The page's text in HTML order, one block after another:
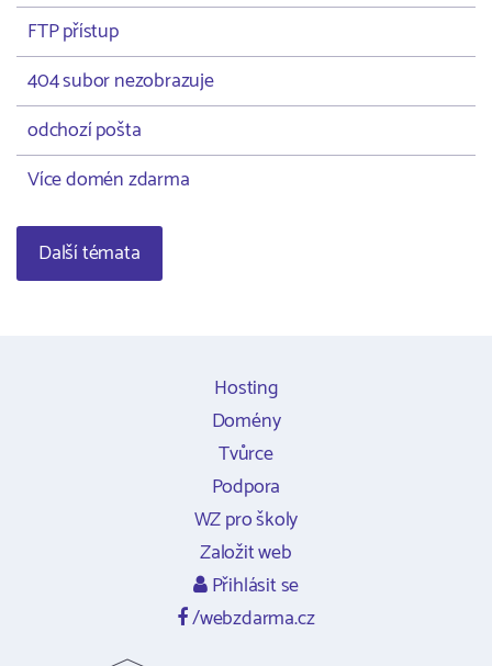
FTP přístup
404 subor nezobrazuje
odchozí pošta
Více domén zdarma
Další témata
Hosting
Domény
Tvůrce
Podpora
WZ pro školy
Založit web
Přihlásit se
/webzdarma.cz